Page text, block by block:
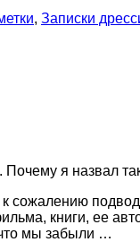
, Записки
я назвал
сожалению
книги, ее
мы забыли …